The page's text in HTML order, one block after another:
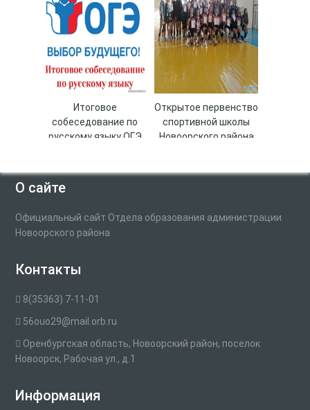
Итоговое
собеседование по
русскому языку ОГЭ
Открытое первенство
спортивной школы
Новоорского района
О сайте
Официальный сайт Отдела образования администрации
Новоорского района
Контакты
8(35363) 7-11-01
56ouo29@mail.orb.ru
Оренбургская область, Новоорский район, поселок
Новоорск, Рабочая ул., д.1
Информация